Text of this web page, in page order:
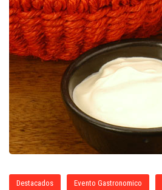
Destacados Evento Gastronomico